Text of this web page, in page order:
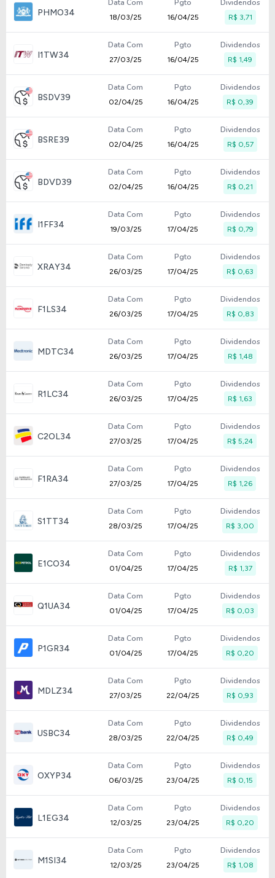
PHMO34
Data Com
18/03/25
Pgto
16/04/25
Dividendos
R$ 3,71
I1TW34
Data Com
27/03/25
Pgto
16/04/25
Dividendos
R$ 1,49
BSDV39
Data Com
02/04/25
Pgto
16/04/25
Dividendos
R$ 0,39
BSRE39
Data Com
02/04/25
Pgto
16/04/25
Dividendos
R$ 0,57
BDVD39
Data Com
02/04/25
Pgto
16/04/25
Dividendos
R$ 0,21
I1FF34
Data Com
19/03/25
Pgto
17/04/25
Dividendos
R$ 0,79
XRAY34
Data Com
26/03/25
Pgto
17/04/25
Dividendos
R$ 0,63
F1LS34
Data Com
26/03/25
Pgto
17/04/25
Dividendos
R$ 0,83
MDTC34
Data Com
26/03/25
Pgto
17/04/25
Dividendos
R$ 1,48
R1LC34
Data Com
26/03/25
Pgto
17/04/25
Dividendos
R$ 1,63
C2OL34
Data Com
27/03/25
Pgto
17/04/25
Dividendos
R$ 5,24
F1RA34
Data Com
27/03/25
Pgto
17/04/25
Dividendos
R$ 1,26
S1TT34
Data Com
28/03/25
Pgto
17/04/25
Dividendos
R$ 3,00
E1CO34
Data Com
01/04/25
Pgto
17/04/25
Dividendos
R$ 1,37
Q1UA34
Data Com
01/04/25
Pgto
17/04/25
Dividendos
R$ 0,03
P1GR34
Data Com
01/04/25
Pgto
17/04/25
Dividendos
R$ 0,20
MDLZ34
Data Com
27/03/25
Pgto
22/04/25
Dividendos
R$ 0,93
USBC34
Data Com
28/03/25
Pgto
22/04/25
Dividendos
R$ 0,49
OXYP34
Data Com
06/03/25
Pgto
23/04/25
Dividendos
R$ 0,15
L1EG34
Data Com
12/03/25
Pgto
23/04/25
Dividendos
R$ 0,20
M1SI34
Data Com
12/03/25
Pgto
23/04/25
Dividendos
R$ 1,08